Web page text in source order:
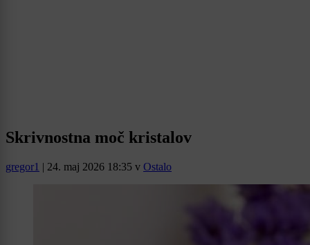
Skrivnostna moč kristalov
gregor1 | 24. maj 2026 18:35 v Ostalo